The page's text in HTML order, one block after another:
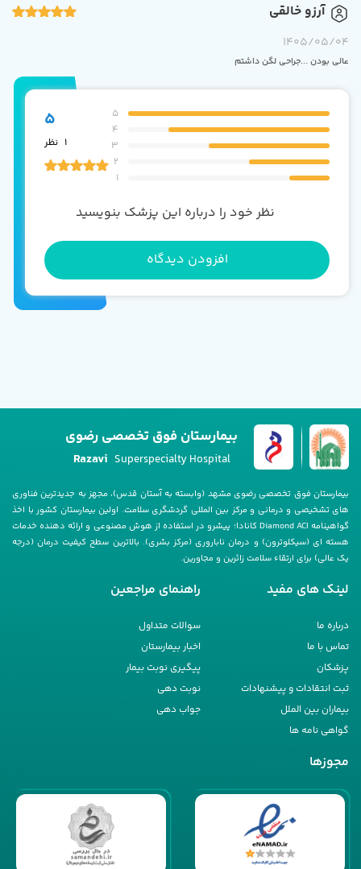
آرزو خالقی
1405/05/04
عالی بودن ...جراحی لگن داشتم
5
4
3
2
1
5
1 نظر
نظر خود را درباره این پزشک بنویسید
افزودن دیدگاه
بیمارستان فوق تخصصی رضوی
Razavi Superspecialty Hospital
بیمارستان فوق تخصصی رضوی مشهد (وابسته به آستان قدس)، مجهز به جدیدترین فناوری
های تشخیصی و درمانی و مرکز بین المللی گردشگری سلامت. اولین بیمارستان کشور با اخذ
گواهینامه Diamond ACI کانادا؛ پیشرو در استفاده از هوش مصنوعی و ارائه دهنده خدمات
هسته ای (سیکلوترون) و درمان ناباروری (مرکز بشری). بالاترین سطح کیفیت درمان (درجه
یک عالی) برای ارتقاء سلامت زائرین و مجاورین.
لینک های مفید
درباره ما
تماس با ما
پزشکان
ثبت انتقادات و پیشنهادات
بیماران بین الملل
گواهی نامه ها
راهنمای مراجعین
سوالات متداول
اخبار بیمارستان
پیگیری نوبت بیمار
نوبت دهی
جواب دهی
مجوزها